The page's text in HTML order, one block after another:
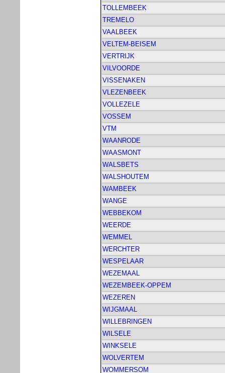
TOLLEMBEEK
TREMELO
VAALBEEK
VELTEM-BEISEM
VERTRIJK
VILVOORDE
VISSENAKEN
VLEZENBEEK
VOLLEZELE
VOSSEM
VTM
WAANRODE
WAASMONT
WALSBETS
WALSHOUTEM
WAMBEEK
WANGE
WEBBEKOM
WEERDE
WEMMEL
WERCHTER
WESPELAAR
WEZEMAAL
WEZEMBEEK-OPPEM
WEZEREN
WIJGMAAL
WILLEBRINGEN
WILSELE
WINKSELE
WOLVERTEM
WOMMERSOM